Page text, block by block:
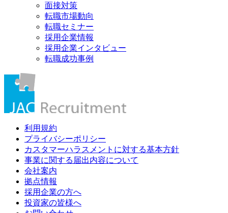
面接対策
転職市場動向
転職セミナー
採用企業情報
採用企業インタビュー
転職成功事例
利用規約
プライバシーポリシー
カスタマーハラスメントに対する基本方針
事業に関する届出内容について
会社案内
拠点情報
採用企業の方へ
投資家の皆様へ